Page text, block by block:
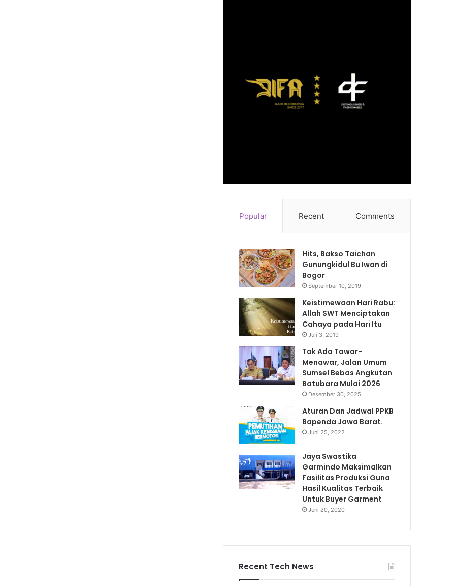
Popular Recent Comments
Hits, Bakso Taichan
Gunungkidul Bu Iwan di
Bogor
September 10, 2019
Keistimewaan Hari Rabu:
Allah SWT Menciptakan
Cahaya pada Hari Itu
Juli 3, 2019
Tak Ada Tawar-
Menawar, Jalan Umum
Sumsel Bebas Angkutan
Batubara Mulai 2026
Desember 30, 2025
Aturan Dan Jadwal PPKB
Bapenda Jawa Barat.
Juni 25, 2022
Jaya Swastika
Garmindo Maksimalkan
Fasilitas Produksi Guna
Hasil Kualitas Terbaik
Untuk Buyer Garment
Juni 20, 2020
Recent Tech News